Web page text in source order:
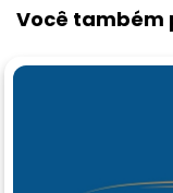
Você também